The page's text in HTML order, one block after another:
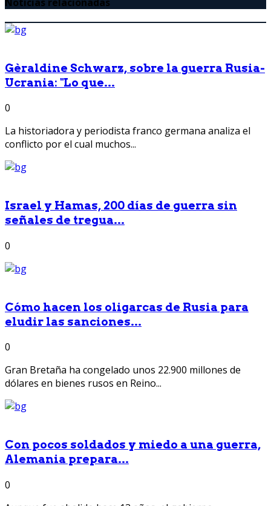
Gèraldine Schwarz, sobre la guerra Rusia-
Ucrania: "Lo que...
0
La historiadora y periodista franco germana analiza el
conflicto por el cual muchos...
Israel y Hamas, 200 días de guerra sin
señales de tregua...
0
Cómo hacen los oligarcas de Rusia para
eludir las sanciones...
0
Gran Bretaña ha congelado unos 22.900 millones de
dólares en bienes rusos en Reino...
Con pocos soldados y miedo a una guerra,
Alemania prepara...
0